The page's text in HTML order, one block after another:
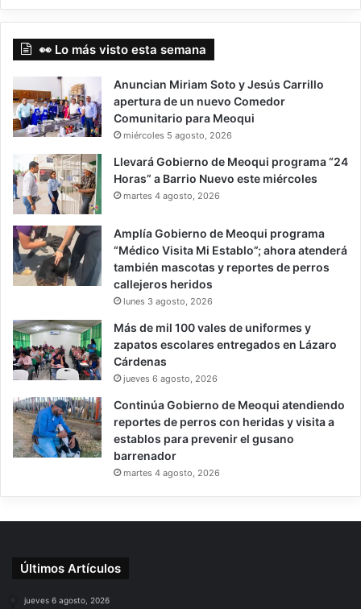
👀 Lo más visto esta semana
Anuncian Miriam Soto y Jesús Carrillo
apertura de un nuevo Comedor
Comunitario para Meoqui
miércoles 5 agosto, 2026
Llevará Gobierno de Meoqui programa “24
Horas” a Barrio Nuevo este miércoles
martes 4 agosto, 2026
Amplía Gobierno de Meoqui programa
“Médico Visita Mi Establo”; ahora atenderá
también mascotas y reportes de perros
callejeros heridos
lunes 3 agosto, 2026
Más de mil 100 vales de uniformes y
zapatos escolares entregados en Lázaro
Cárdenas
jueves 6 agosto, 2026
Continúa Gobierno de Meoqui atendiendo
reportes de perros con heridas y visita a
establos para prevenir el gusano
barrenador
martes 4 agosto, 2026
Últimos Artículos
jueves 6 agosto, 2026